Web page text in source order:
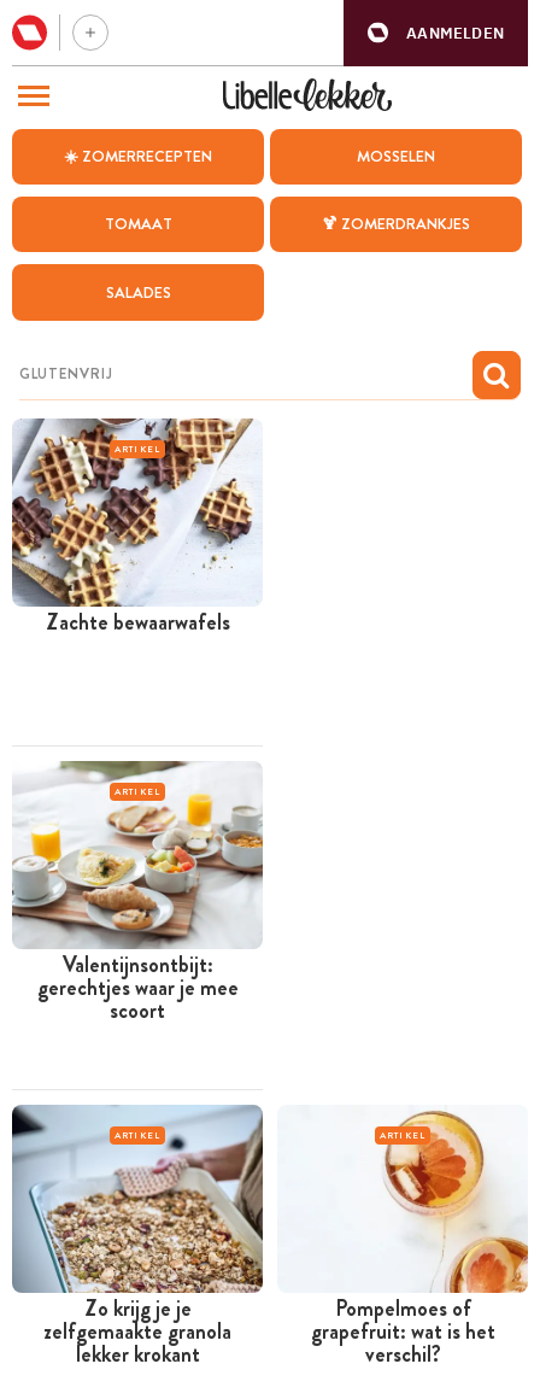
AANMELDEN
☀️ ZOMERRECEPTEN MOSSELEN
TOMAAT 🍹 ZOMERDRANKJES
SALADES
ARTIKEL
Zachte bewaarwafels
ARTIKEL
Valentijnsontbijt:
gerechtjes waar je mee
scoort
ARTIKEL
Zo krijg je je
zelfgemaakte granola
lekker krokant
ARTIKEL
Pompelmoes of
grapefruit: wat is het
verschil?
BEZOEK ONZE ANDERE WEBSITES
WEEKMENU
CHAT MET MAIA
MIJN BEWAARDE RECEPTEN